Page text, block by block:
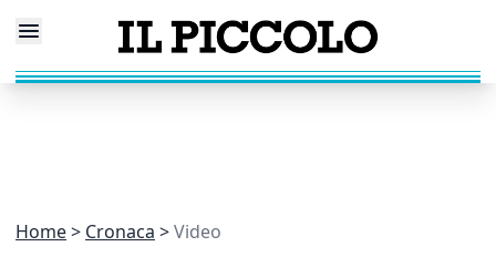
Home Cronaca Video